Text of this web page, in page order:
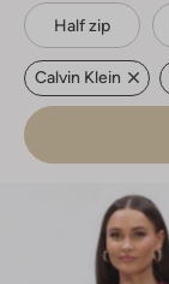
Half zip
Calvin Klein